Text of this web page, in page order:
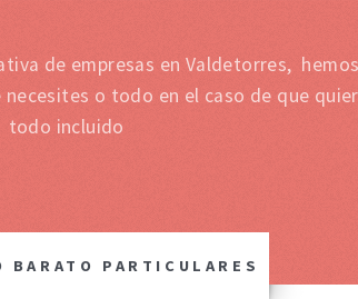
de empresas en Valdetorres,
o todo en el caso de que
todo incluido
BARATO PARTICULARES